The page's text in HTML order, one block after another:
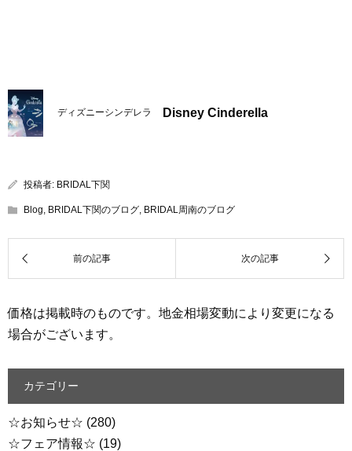
ディズニーシンデレラ Disney Cinderella
投稿者: BRIDAL下関
Blog BRIDAL下関のブログ BRIDAL周南のブログ
価格は掲載時のものです。地金相場変動により変更になる
場合がございます。
カテゴリー
☆お知らせ☆ (280)
☆フェア情報☆ (19)